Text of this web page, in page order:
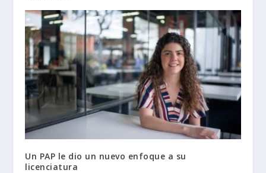
Un PAP le dio un nuevo enfoque a su
licenciatura